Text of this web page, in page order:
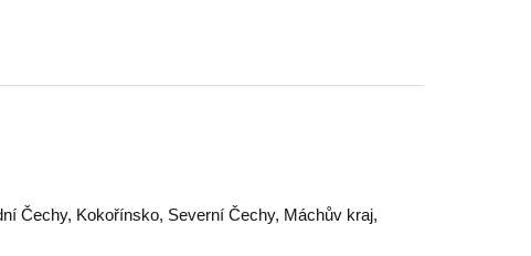
Čechy, Kokořínsko, Severní Čechy, Máchův kraj,